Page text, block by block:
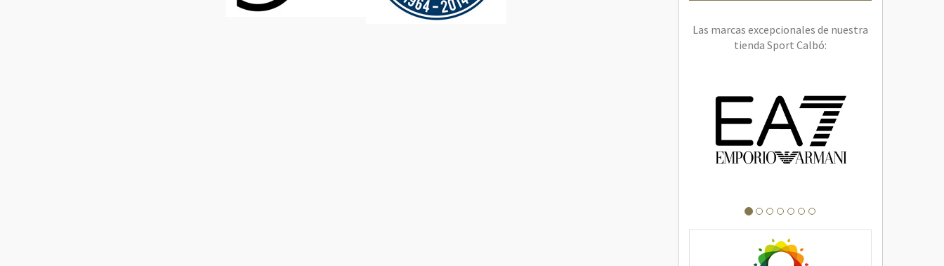
Las marcas excepcionales de nuestra
tienda Sport Calbó: